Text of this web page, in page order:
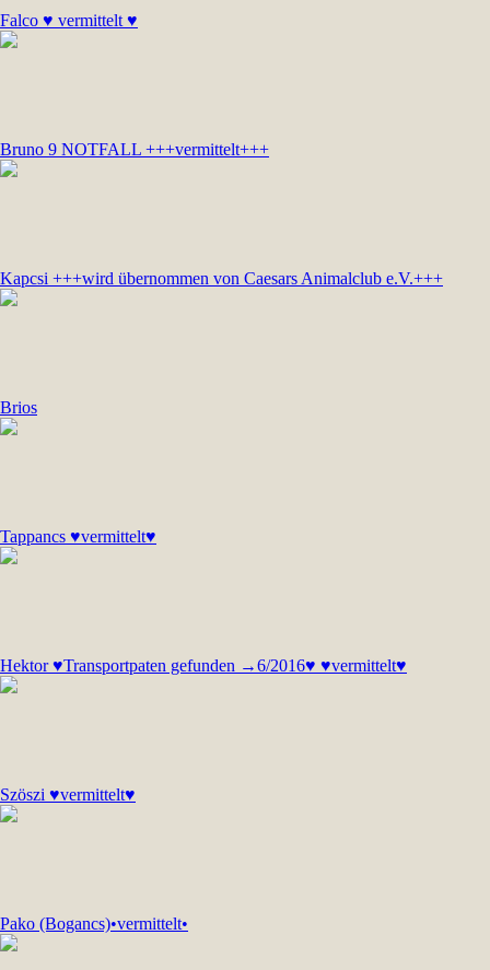
Falco ♥ vermittelt ♥
Bruno 9 NOTFALL +++vermittelt+++
Kapcsi +++wird übernommen von Caesars Animalclub e.V.+++
Brios
Tappancs ♥vermittelt♥
Hektor ♥Transportpaten gefunden →6/2016♥ ♥vermittelt♥
Szöszi ♥vermittelt♥
Pako (Bogancs)•vermittelt•